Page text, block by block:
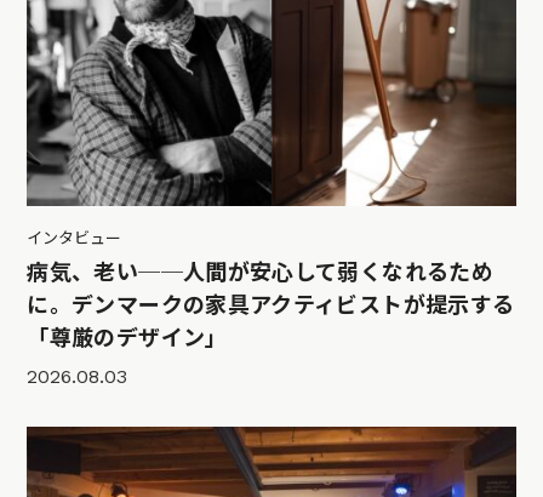
インタビュー
病気、老い──人間が安心して弱くなれるため
に。デンマークの家具アクティビストが提示する
「尊厳のデザイン」
2026.08.03